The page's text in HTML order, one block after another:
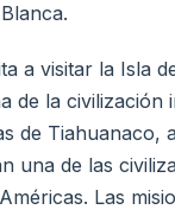
a visitar la Isla
de la civilización
de Tiahuanaco,
una de las
Las